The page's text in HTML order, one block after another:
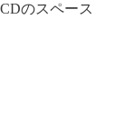
のスペース